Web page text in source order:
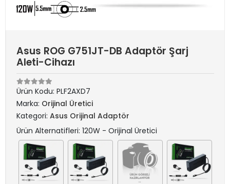
Asus ROG G751JT-DB Adaptör Şarj
Aleti-Cihazı
Ürün Kodu: PLF2AXD7
Marka: Orijinal Üretici
Kategori: Asus Orijinal Adaptör
Ürün Alternatifleri: 120W - Orijinal Üretici